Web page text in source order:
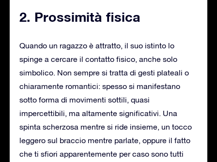
2. Prossimità fisica
Quando un ragazzo è attratto, il suo istinto lo
spinge a cercare il contatto fisico, anche solo
simbolico. Non sempre si tratta di gesti plateali o
chiaramente romantici: spesso si manifestano
sotto forma di movimenti sottili, quasi
impercettibili, ma altamente significativi. Una
spinta scherzosa mentre si ride insieme, un tocco
leggero sul braccio mentre parlate, oppure il fatto
che ti sfiori apparentemente per caso sono tutti